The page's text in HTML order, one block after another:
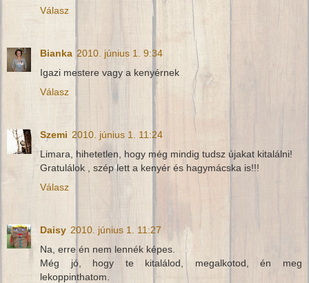
Válasz
Bianka 2010. június 1. 9:34
Igazi mestere vagy a kenyérnek
Válasz
Szemi 2010. június 1. 11:24
Limara, hihetetlen, hogy még mindig tudsz újakat kitalálni!
Gratulálok , szép lett a kenyér és hagymácska is!!!
Válasz
Daisy 2010. június 1. 11:27
Na, erre én nem lennék képes.
Még jó, hogy te kitalálod, megalkotod, én meg
lekoppinthatom.